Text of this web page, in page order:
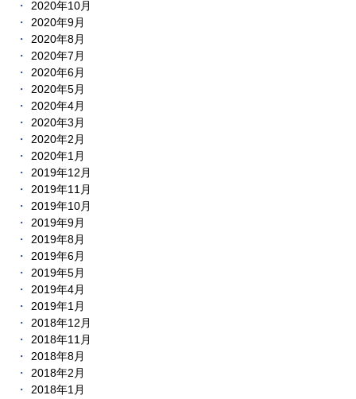
2020年10月
2020年9月
2020年8月
2020年7月
2020年6月
2020年5月
2020年4月
2020年3月
2020年2月
2020年1月
2019年12月
2019年11月
2019年10月
2019年9月
2019年8月
2019年6月
2019年5月
2019年4月
2019年1月
2018年12月
2018年11月
2018年8月
2018年2月
2018年1月